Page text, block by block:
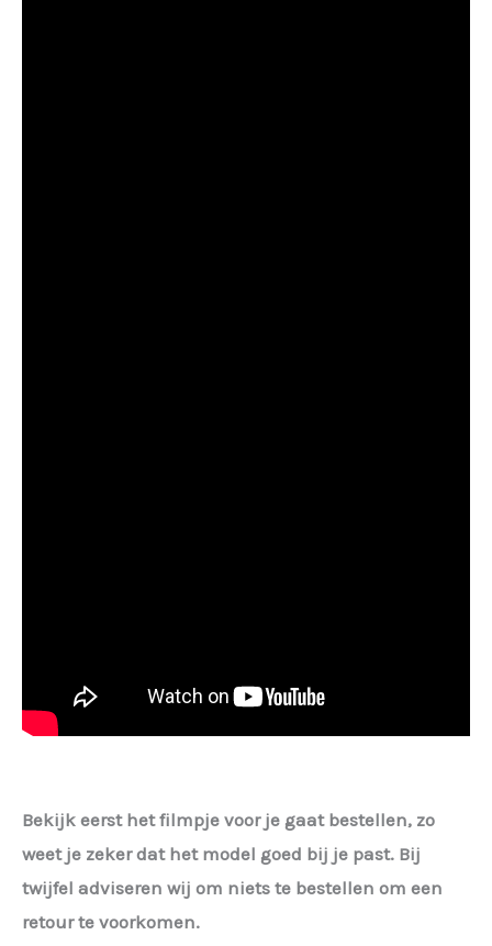
Bekijk eerst het filmpje voor je gaat bestellen, zo
weet je zeker dat het model goed bij je past. Bij
twijfel adviseren wij om niets te bestellen om een
retour te voorkomen.